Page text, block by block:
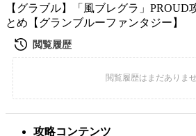
【グラブル】「風ブレグラ」PROUD
とめ【グランブルーファンタジー】
攻略コンテンツ